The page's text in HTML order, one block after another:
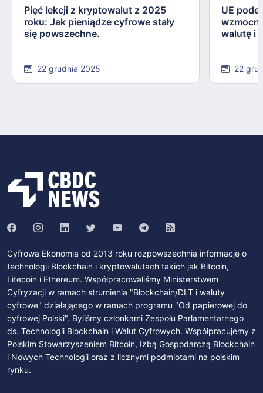
Pięć lekcji z kryptowalut z 2025
roku: Jak pieniądze cyfrowe stały
się powszechne.
22 grudnia 2025
UE
walutę i
22
Cyfrowa Ekonomia od 2013 roku rozpowszechnia informacje o
technologii Blockchain i kryptowalutach takich jak Bitcoin,
Litecoin i Ethereum. Współpracowaliśmy Ministerstwem
Cyfryzacji w ramach strumienia "Blockchain/DLT i waluty
cyfrowe" działającego w ramach programu "Od papierowej do
cyfrowej Polski". Byliśmy członkami Zespołu Parlamentarnego
ds. Technologii Blockchain i Walut Cyfrowych. Współpracujemy z
Polskim Stowarzyszeniem Bitcoin, Izbą Gospodarczą Blockchain
i Nowych Technologii oraz z licznymi podmiotami na polskim
rynku.